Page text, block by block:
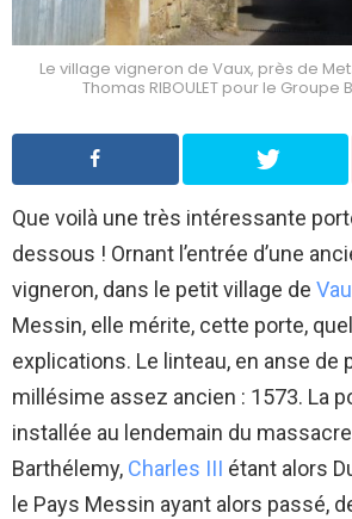
Le village vigneron de Vaux, près de
Thomas RIBOULET pour le Groupe
Que voilà une très intéressante
dessous ! Ornant l’entrée d’une
vigneron, dans le petit village de
Messin, elle mérite, cette porte,
explications. Le linteau, en anse de
millésime assez ancien : 1573. La
installée au lendemain du
Barthélemy, Charles III étant alors
le Pays Messin ayant alors passé,